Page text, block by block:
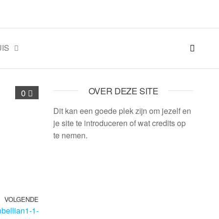
0
VOLGENDE
1-
OVER DEZE SITE
Dit kan een goede plek zijn om jezelf en
je site te introduceren of wat credits op
te nemen.